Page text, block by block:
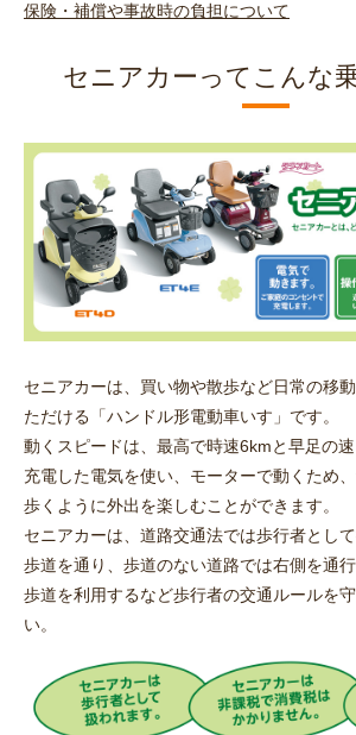
保険・補償や事故時の負担について
セニアカーってこんな
セニアカーは、買い物や散歩など日常の移
ただける「ハンドル形電動車いす」です。
動くスピードは、最高で時速6kmと早足の速
充電した電気を使い、モーターで動くため
歩くように外出を楽しむことができます。
セニアカーは、道路交通法では歩行者として
歩道を通り、歩道のない道路では右側を通
歩道を利用するなど歩行者の交通ルールを
い。